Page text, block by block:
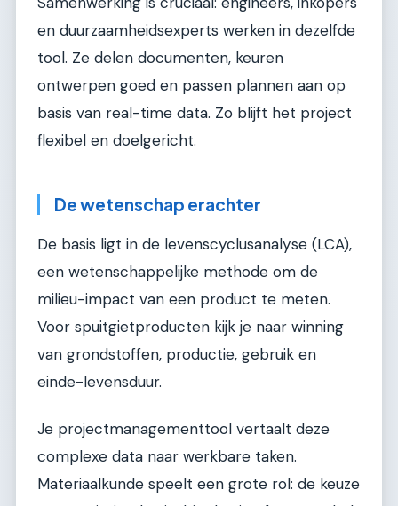
en duurzaamheidsexperts werken in dezelfde
tool. Ze delen documenten, keuren
ontwerpen goed en passen plannen aan op
basis van real-time data. Zo blijft het project
flexibel en doelgericht.
De wetenschap erachter
De basis ligt in de levenscyclusanalyse (LCA),
een wetenschappelijke methode om de
milieu-impact van een product te meten.
Voor spuitgietproducten kijk je naar winning
van grondstoffen, productie, gebruik en
einde-levensduur.
Je projectmanagementtool vertaalt deze
complexe data naar werkbare taken.
Materiaalkunde speelt een grote rol: de keuze